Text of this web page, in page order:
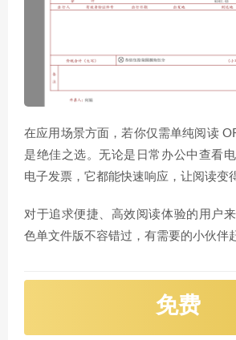
在应用场景方面，若你仅需单纯阅读
是绝佳之选。无论是日常办公中查看
电子发票，它都能快速响应，让阅读变
对于追求便捷、高效阅读体验的用户
色单文件版不容错过，有需要的小伙伴
免费